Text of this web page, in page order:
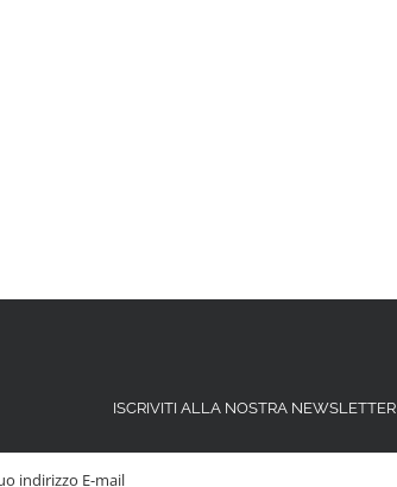
ISCRIVITI ALLA NOSTRA NEWSLETTER